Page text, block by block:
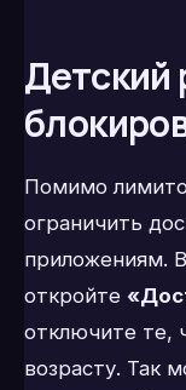
Детский
Помимо
ограничить
приложениям.
откройте
отключите те,
возрасту. Так